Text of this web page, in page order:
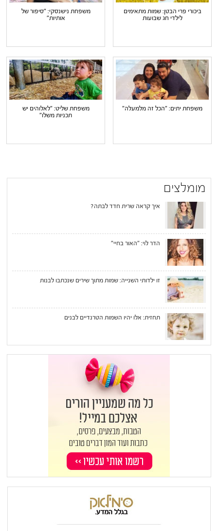
ביכורי פרי הבטן: שמות מתאימים
לילדי חג שבועות
משפחת נישנסקי: "סיפור של
אותיות"
משפחת יתים: "הכל זה מלמעלה"
משפחת שליט: "לאלוהים יש
תכניות משלו"
מומלצים
איך קראה שרית חדד לבתה?
הדר לוי: "האור בחיי"
זו ילדותי השנייה: שמות מתוך שירים שנכתבו לבנות
תחזית: אלו יהיו השמות הטרנדיים לבנים